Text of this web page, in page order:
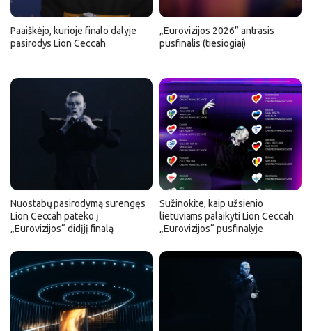
Paaiškėjo, kurioje finalo dalyje
pasirodys Lion Ceccah
„Eurovizijos 2026” antrasis
pusfinalis (tiesiogiai)
Nuostabų pasirodymą surengęs
Lion Ceccah pateko į
„Eurovizijos“ didįjį finalą
Sužinokite, kaip užsienio
lietuviams palaikyti Lion Ceccah
„Eurovizijos“ pusfinalyje